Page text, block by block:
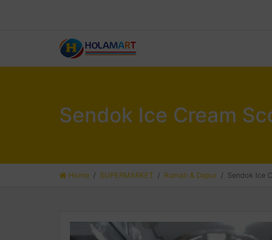
Sendok Ice Cream
Home SUPERMARKET Rumah & Dapur Sendok Ice